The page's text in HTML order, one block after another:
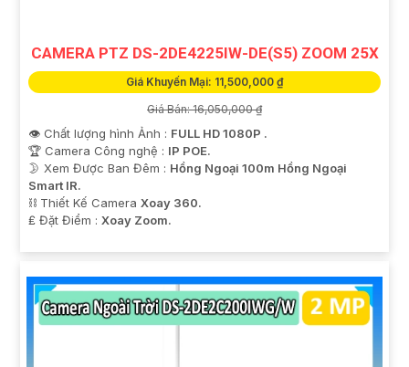
CAMERA PTZ DS-2DE4225IW-DE(S5) ZOOM 25X
Giá Khuyến Mại: 11,500,000 ₫
Giá Bán: 16,050,000 ₫
👁 Chất lượng hình Ảnh : FULL HD 1080P .
🏆 Camera Công nghệ : IP POE.
🌛 Xem Được Ban Đêm : Hồng Ngoại 100m Hồng Ngoại
Smart IR.
⛓ Thiết Kế Camera Xoay 360.
️₤ Đặt Điểm : Xoay Zoom.